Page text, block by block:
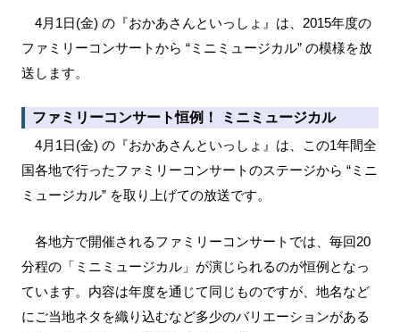
4月1日(金) の『おかあさんといっしょ』は、2015年度の
ファミリーコンサートから “ミニミュージカル” の模様を放
送します。
ファミリーコンサート恒例！ ミニミュージカル
4月1日(金) の『おかあさんといっしょ』は、この1年間全
国各地で行ったファミリーコンサートのステージから “ミニ
ミュージカル” を取り上げての放送です。
各地方で開催されるファミリーコンサートでは、毎回20
分程の「ミニミュージカル」が演じられるのが恒例となっ
ています。内容は年度を通じて同じものですが、地名など
にご当地ネタを織り込むなど多少のバリエーションがある